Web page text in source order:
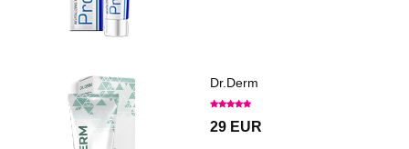
Dr.Derm
29 EUR